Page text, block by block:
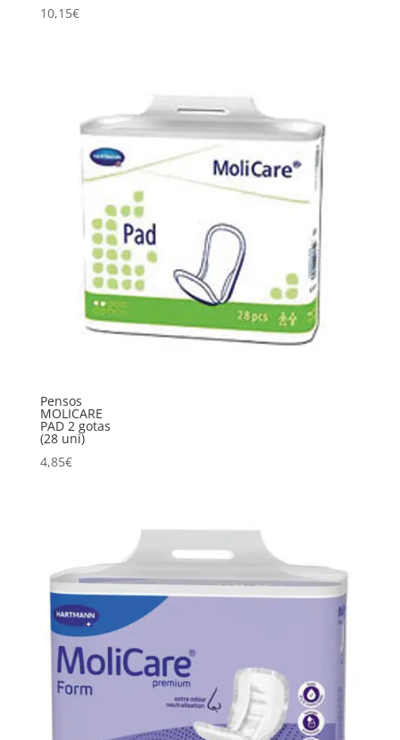
10,15€
Pensos
MOLICARE
PAD 2 gotas
(28 uni)
4,85€